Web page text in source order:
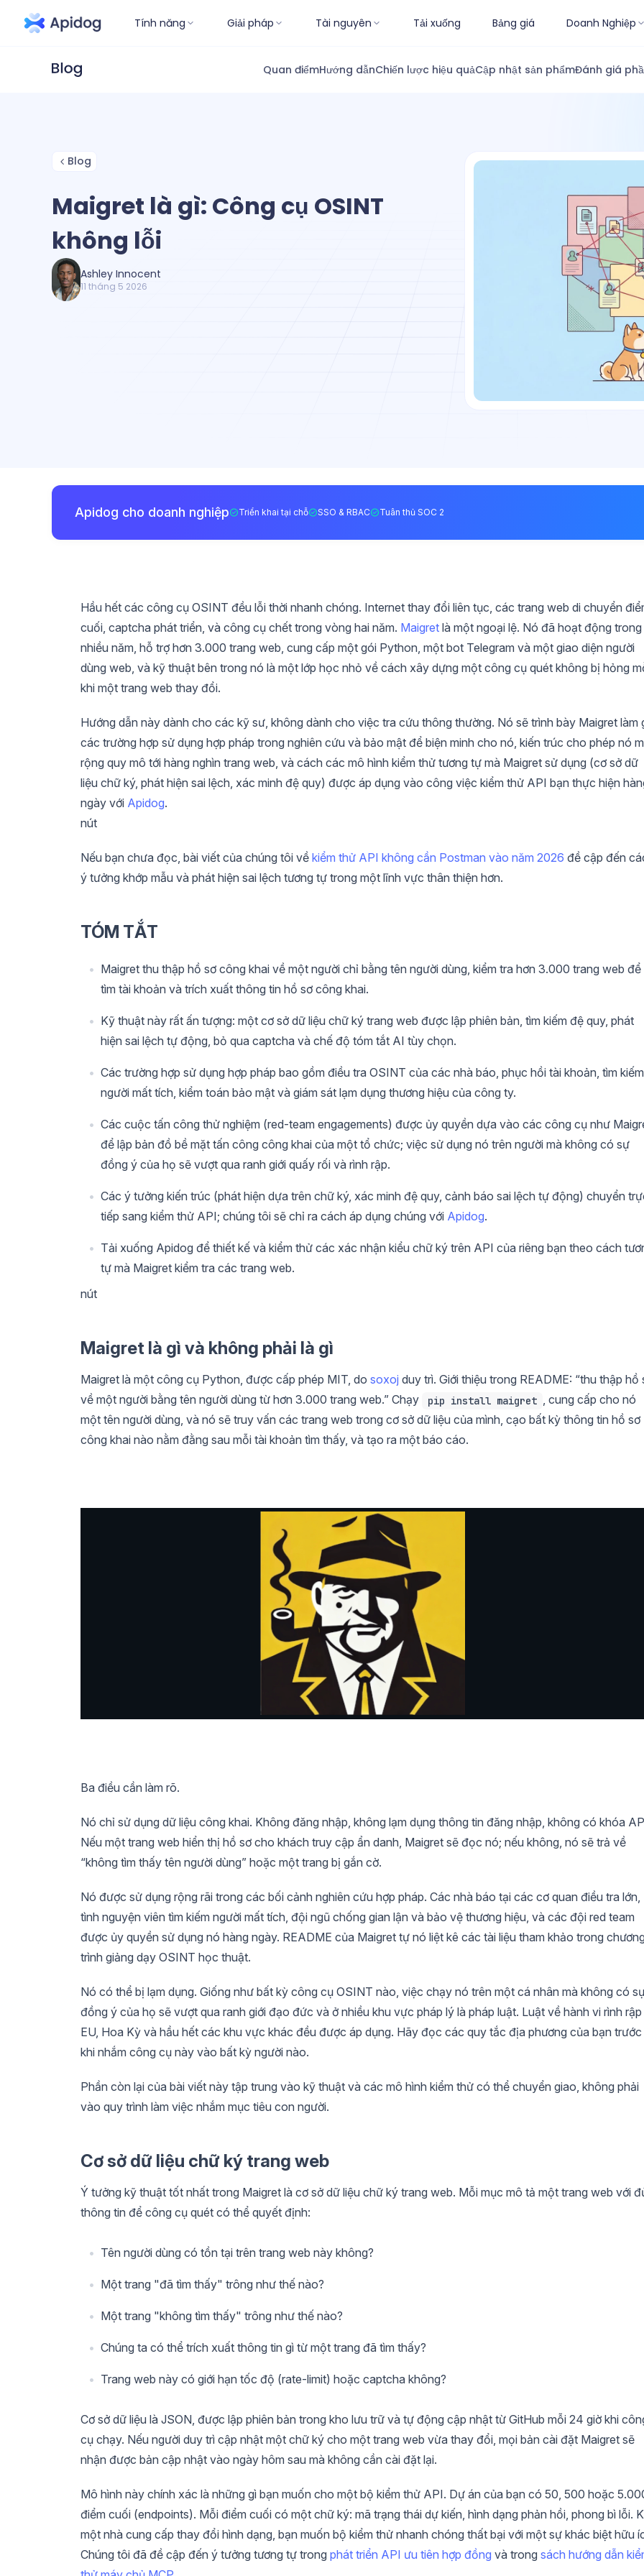
Tính năng Giải pháp Tài nguyên Tải xuống Bảng giá Doanh Nghiệp
Quan điểmHướng dẫnChiến lược hiệu quảCập nhật sản phẩmĐánh giá
Blog
Maigret là gì: Công cụ OSINT
không lỗi
Ashley Innocent
11 tháng 5 2026
Apidog cho doanh nghiệp Triển khai tại chỗ SSO & RBAC Tuân thủ SOC 2
Hầu hết các công cụ OSINT đều lỗi thời nhanh chóng. Internet thay đổi liên tục, các trang web di chuyển
cuối, captcha phát triển, và công cụ chết trong vòng hai năm. Maigret là một ngoại lệ. Nó đã hoạt động trong
nhiều năm, hỗ trợ hơn 3.000 trang web, cung cấp một gói Python, một bot Telegram và một giao diện người
dùng web, và kỹ thuật bên trong nó là một lớp học nhỏ về cách xây dựng một công cụ quét không bị hỏng
khi một trang web thay đổi.
Hướng dẫn này dành cho các kỹ sư, không dành cho việc tra cứu thông thường. Nó sẽ trình bày Maigret làm
các trường hợp sử dụng hợp pháp trong nghiên cứu và bảo mật để biện minh cho nó, kiến trúc cho phép nó
rộng quy mô tới hàng nghìn trang web, và cách các mô hình kiểm thử tương tự mà Maigret sử dụng (cơ sở dữ
liệu chữ ký, phát hiện sai lệch, xác minh đệ quy) được áp dụng vào công việc kiểm thử API bạn thực hiện
ngày với Apidog.
nút
Nếu bạn chưa đọc, bài viết của chúng tôi về kiểm thử API không cần Postman vào năm 2026 đề cập đến
ý tưởng khớp mẫu và phát hiện sai lệch tương tự trong một lĩnh vực thân thiện hơn.
TÓM TẮT
Maigret thu thập hồ sơ công khai về một người chỉ bằng tên người dùng, kiểm tra hơn 3.000 trang web để
tìm tài khoản và trích xuất thông tin hồ sơ công khai.
Kỹ thuật này rất ấn tượng: một cơ sở dữ liệu chữ ký trang web được lập phiên bản, tìm kiếm đệ quy, phát
hiện sai lệch tự động, bỏ qua captcha và chế độ tóm tắt AI tùy chọn.
Các trường hợp sử dụng hợp pháp bao gồm điều tra OSINT của các nhà báo, phục hồi tài khoản, tìm kiếm
người mất tích, kiểm toán bảo mật và giám sát lạm dụng thương hiệu của công ty.
Các cuộc tấn công thử nghiệm (red-team engagements) được ủy quyền dựa vào các công cụ như
để lập bản đồ bề mặt tấn công công khai của một tổ chức; việc sử dụng nó trên người mà không có sự
đồng ý của họ sẽ vượt qua ranh giới quấy rối và rình rập.
Các ý tưởng kiến trúc (phát hiện dựa trên chữ ký, xác minh đệ quy, cảnh báo sai lệch tự động) chuyển
tiếp sang kiểm thử API; chúng tôi sẽ chỉ ra cách áp dụng chúng với Apidog.
Tải xuống Apidog để thiết kế và kiểm thử các xác nhận kiểu chữ ký trên API của riêng bạn theo cách
tự mà Maigret kiểm tra các trang web.
nút
Maigret là gì và không phải là gì
Maigret là một công cụ Python, được cấp phép MIT, do soxoj duy trì. Giới thiệu trong README: “thu thập hồ
về một người bằng tên người dùng từ hơn 3.000 trang web.” Chạy
pip install maigret
, cung cấp cho nó
một tên người dùng, và nó sẽ truy vấn các trang web trong cơ sở dữ liệu của mình, cạo bất kỳ thông tin hồ sơ
công khai nào nằm đằng sau mỗi tài khoản tìm thấy, và tạo ra một báo cáo.
Ba điều cần làm rõ.
Nó chỉ sử dụng dữ liệu công khai. Không đăng nhập, không lạm dụng thông tin đăng nhập, không có khóa
Nếu một trang web hiển thị hồ sơ cho khách truy cập ẩn danh, Maigret sẽ đọc nó; nếu không, nó sẽ trả về
“không tìm thấy tên người dùng” hoặc một trang bị gắn cờ.
Nó được sử dụng rộng rãi trong các bối cảnh nghiên cứu hợp pháp. Các nhà báo tại các cơ quan điều tra lớn,
tình nguyện viên tìm kiếm người mất tích, đội ngũ chống gian lận và bảo vệ thương hiệu, và các đội red team
được ủy quyền sử dụng nó hàng ngày. README của Maigret tự nó liệt kê các tài liệu tham khảo trong
trình giảng dạy OSINT học thuật.
Nó có thể bị lạm dụng. Giống như bất kỳ công cụ OSINT nào, việc chạy nó trên một cá nhân mà không có
đồng ý của họ sẽ vượt qua ranh giới đạo đức và ở nhiều khu vực pháp lý là pháp luật. Luật về hành vi rình rập
EU, Hoa Kỳ và hầu hết các khu vực khác đều được áp dụng. Hãy đọc các quy tắc địa phương của bạn trước
khi nhắm công cụ này vào bất kỳ người nào.
Phần còn lại của bài viết này tập trung vào kỹ thuật và các mô hình kiểm thử có thể chuyển giao, không phải
vào quy trình làm việc nhắm mục tiêu con người.
Cơ sở dữ liệu chữ ký trang web
Ý tưởng kỹ thuật tốt nhất trong Maigret là cơ sở dữ liệu chữ ký trang web. Mỗi mục mô tả một trang web với
thông tin để công cụ quét có thể quyết định:
Tên người dùng có tồn tại trên trang web này không?
Một trang "đã tìm thấy" trông như thế nào?
Một trang "không tìm thấy" trông như thế nào?
Chúng ta có thể trích xuất thông tin gì từ một trang đã tìm thấy?
Trang web này có giới hạn tốc độ (rate-limit) hoặc captcha không?
Cơ sở dữ liệu là JSON, được lập phiên bản trong kho lưu trữ và tự động cập nhật từ GitHub mỗi 24 giờ khi
cụ chạy. Nếu người duy trì cập nhật một chữ ký cho một trang web vừa thay đổi, mọi bản cài đặt Maigret sẽ
nhận được bản cập nhật vào ngày hôm sau mà không cần cài đặt lại.
Mô hình này chính xác là những gì bạn muốn cho một bộ kiểm thử API. Dự án của bạn có 50, 500 hoặc
điểm cuối (endpoints). Mỗi điểm cuối có một chữ ký: mã trạng thái dự kiến, hình dạng phản hồi, phong bì lỗi.
một nhà cung cấp thay đổi hình dạng, bạn muốn bộ kiểm thử nhanh chóng thất bại với một sự khác biệt hữu
Chúng tôi đã đề cập đến ý tưởng tương tự trong phát triển API ưu tiên hợp đồng và trong sách hướng dẫn